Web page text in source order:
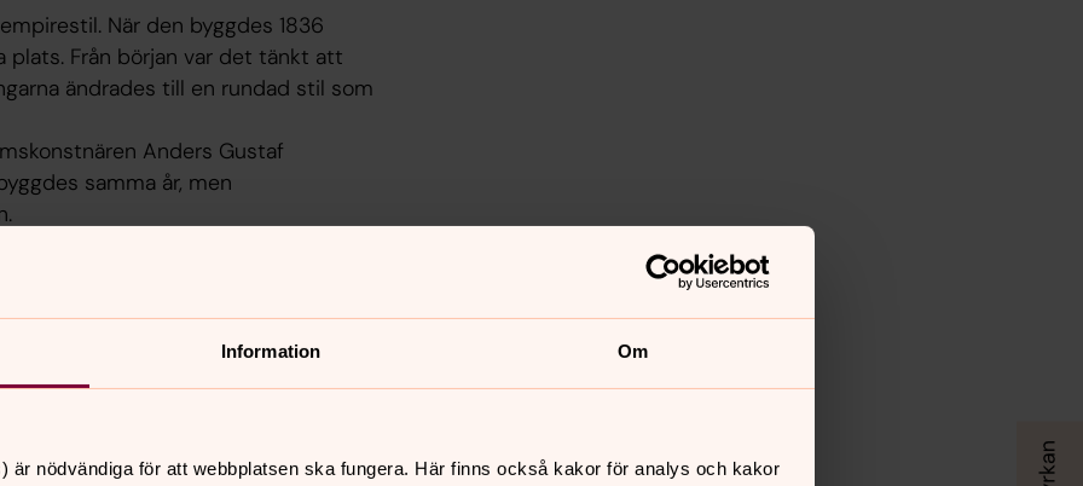
Information Om
är nödvändiga för att webbplatsen ska fungera. Här finns också kakor för analys och kakor
När den byggdes 1836
Från början var det tänkt att
ändrades till en rundad stil som
Anders Gustaf
samma år, men
på 1930- och 50-talen.
Den flyttades in 1997 efter
väg att vittra sönder.